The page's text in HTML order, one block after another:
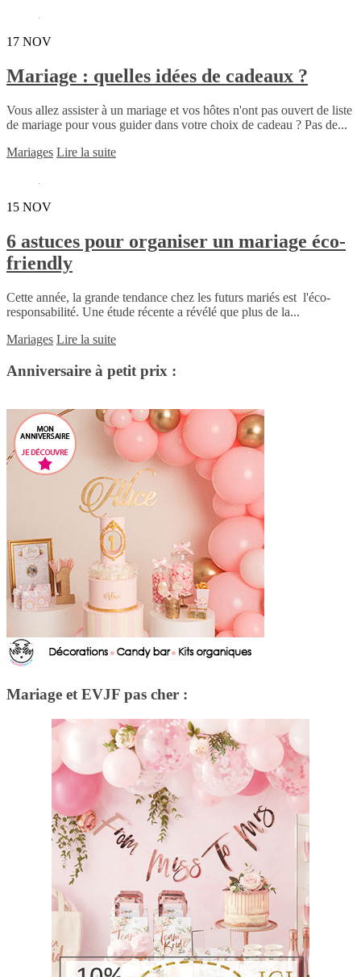
17 NOV
Mariage : quelles idées de cadeaux ?
Vous allez assister à un mariage et vos hôtes n'ont pas ouvert de liste
de mariage pour vous guider dans votre choix de cadeau ? Pas de...
Mariages Lire la suite
15 NOV
6 astuces pour organiser un mariage éco-
friendly
Cette année, la grande tendance chez les futurs mariés est l'éco-
responsabilité. Une étude récente a révélé que plus de la...
Mariages Lire la suite
Anniversaire à petit prix :
Mariage et EVJF pas cher :